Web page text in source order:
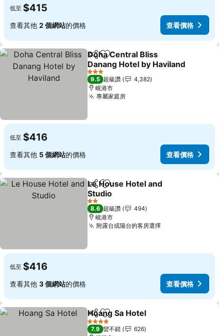
低至 $415
查看其他 2 個網站的價格 查看價格
分享 加入我的最愛
Doha Central Bliss
Danang Hotel by Haviland
3 星級
9.5 超級讚
4,382
峴港市
專屬家庭房
低至 $416
查看其他 5 個網站的價格 查看價格
分享 加入我的最愛
Le House Hotel and
Studio
2 星級
8.6 超級讚
494
峴港市
附露台或陽台的客房選擇
低至 $416
查看其他 3 個網站的價格 查看價格
分享 加入我的最愛
Hoang Sa Hotel
4 星級
7.9 蠻不錯
626